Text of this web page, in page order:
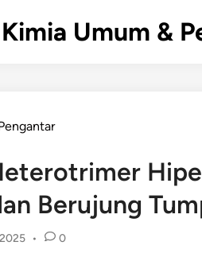
Umum &
Berujung
• 0